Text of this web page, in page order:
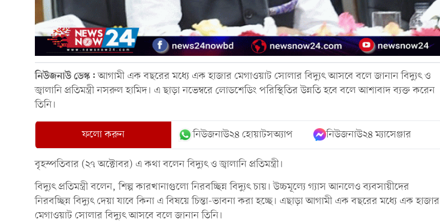
নিউজনাউ ডেস্ক:আগামী এক বছরের মধ্যে এক হাজার মেগাওয়াট সোলার বিদ্যুৎ আসবে বলে জানান বিদ্যুৎ ও
জ্বালানি প্রতিমন্ত্রী নসরুল হামিদ। এ ছাড়া নভেম্বরে লোডশেডিং পরিস্থিতির উন্নতি হবে বলে আশাবাদ ব্যক্ত করেন
তিনি।
ফলো করুন নিউজনাউ২৪ হোয়াটসঅ্যাপ নিউজনাউ২৪ ম্যাসেঞ্জার
বৃহস্পতিবার (২৭ অক্টোবর) এ কথা বলেন বিদ্যুৎ ও জ্বালানি প্রতিমন্ত্রী।
বিদ্যুৎ প্রতিমন্ত্রী বলেন, শিল্প কারখানাগুলো নিরবচ্ছিন্ন বিদ্যুৎ চায়। উচ্চমূল্যে গ্যাস আনলেও ব্যবসায়ীদের
নিরবচ্ছিন্ন বিদ্যুৎ দেয়া যাবে কিনা এ বিষয়ে চিন্তা-ভাবনা করা হচ্ছে। এছাড়া আগামী এক বছরের মধ্যে এক হাজার
মেগাওয়াট সোলার বিদ্যুৎ আসবে বলে জানান তিনি।